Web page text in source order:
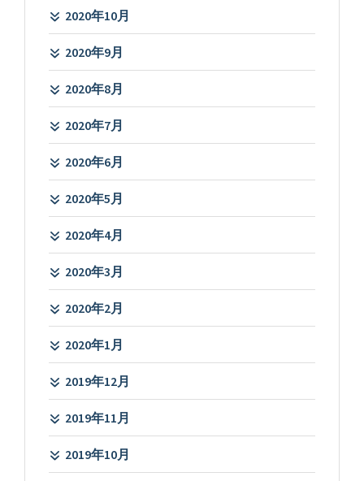
2020年10月
2020年9月
2020年8月
2020年7月
2020年6月
2020年5月
2020年4月
2020年3月
2020年2月
2020年1月
2019年12月
2019年11月
2019年10月